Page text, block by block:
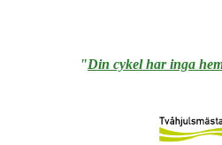
"Din cykel har inga